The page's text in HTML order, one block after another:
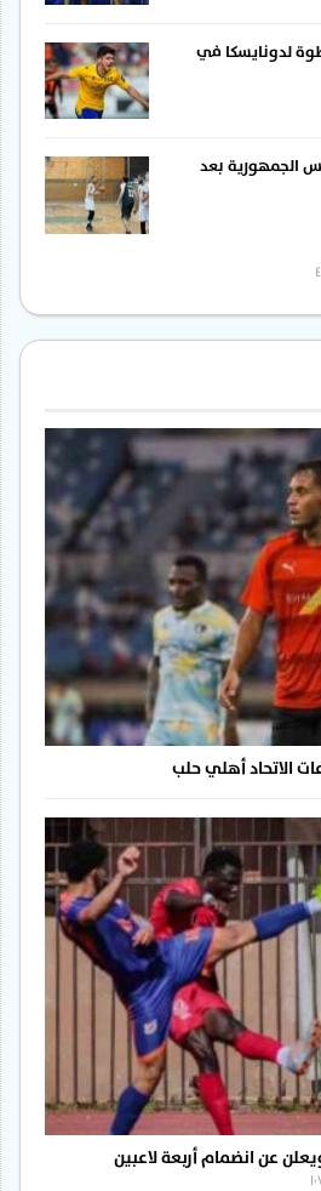
لدونايسكا في
الجمهورية بعد
الاتحاد أهلي حلب
عن انضمام أربعة لاعبين